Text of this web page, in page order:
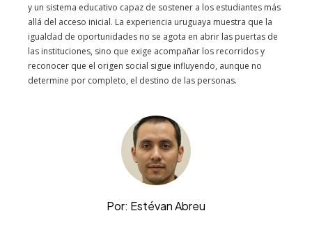
y un sistema educativo capaz de sostener a los estudiantes más
allá del acceso inicial. La experiencia uruguaya muestra que la
igualdad de oportunidades no se agota en abrir las puertas de
las instituciones, sino que exige acompañar los recorridos y
reconocer que el origen social sigue influyendo, aunque no
determine por completo, el destino de las personas.
Por: Estévan Abreu